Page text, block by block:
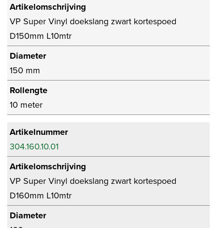
Artikelomschrijving
VP Super Vinyl doekslang zwart kortespoed
D150mm L10mtr
Diameter
150 mm
Rollengte
10 meter
Artikelnummer
304.160.10.01
Artikelomschrijving
VP Super Vinyl doekslang zwart kortespoed
D160mm L10mtr
Diameter